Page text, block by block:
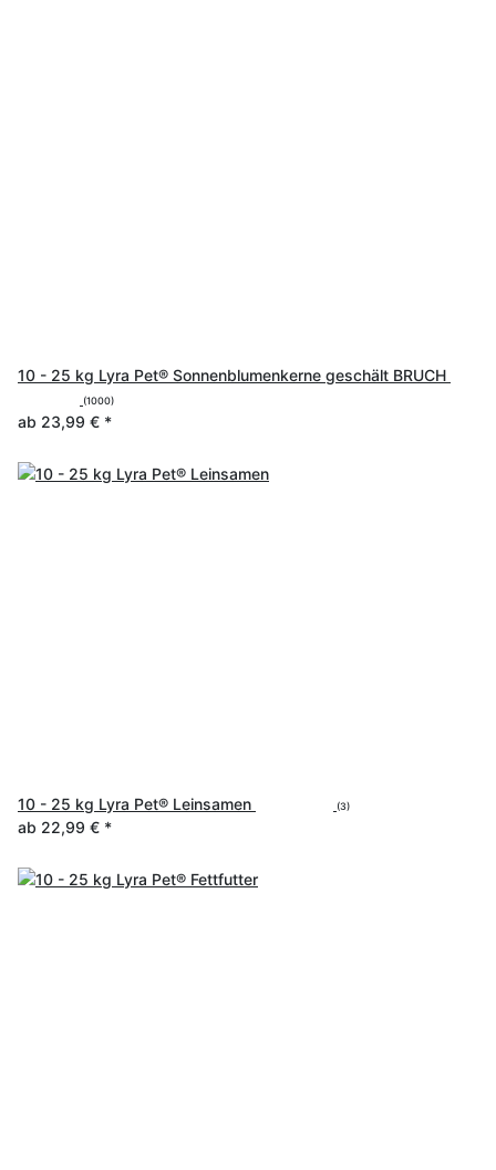
10 - 25 kg Lyra Pet® Sonnenblumenkerne geschält BRUCH
(1000)
ab 23,99 € *
10 - 25 kg Lyra Pet® Leinsamen (3)
ab 22,99 € *